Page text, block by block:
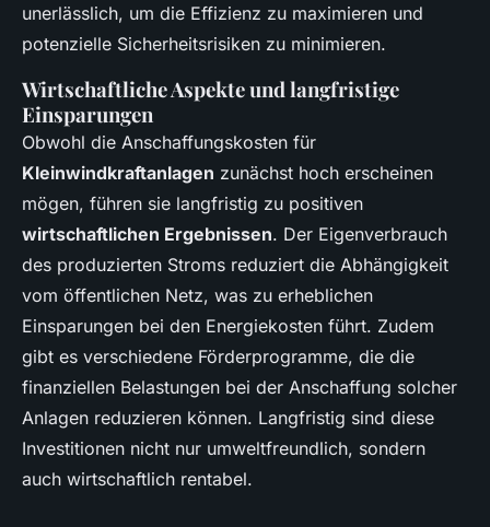
unerlässlich, um die Effizienz zu maximieren und
potenzielle Sicherheitsrisiken zu minimieren.
Wirtschaftliche Aspekte und langfristige
Einsparungen
Obwohl die Anschaffungskosten für
Kleinwindkraftanlagen zunächst hoch erscheinen
mögen, führen sie langfristig zu positiven
wirtschaftlichen Ergebnissen. Der Eigenverbrauch
des produzierten Stroms reduziert die Abhängigkeit
vom öffentlichen Netz, was zu erheblichen
Einsparungen bei den Energiekosten führt. Zudem
gibt es verschiedene Förderprogramme, die die
finanziellen Belastungen bei der Anschaffung solcher
Anlagen reduzieren können. Langfristig sind diese
Investitionen nicht nur umweltfreundlich, sondern
auch wirtschaftlich rentabel.